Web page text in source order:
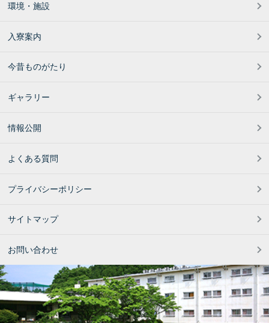
環境・施設
入寮案内
今昔ものがたり
ギャラリー
情報公開
よくある質問
プライバシーポリシー
サイトマップ
お問い合わせ